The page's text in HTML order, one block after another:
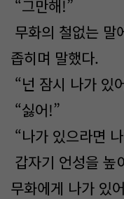
“그만해!”
무화의 철없는 말
좁히며 말했다.
“넌 잠시 나가 있
“싫어!”
“나가 있으라면
갑자기 언성을 높
무화에게 나가 있